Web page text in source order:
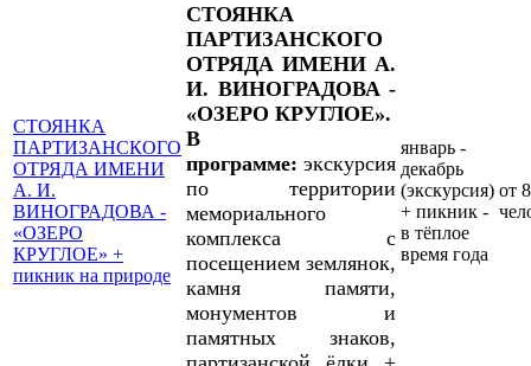
СТОЯНКА
ПАРТИЗАНСКОГО
ОТРЯДА ИМЕНИ
А. И.
ВИНОГРАДОВА -
«ОЗЕРО
КРУГЛОЕ» +
пикник на природе
СТОЯНКА
ПАРТИЗАНСКОГО
ОТРЯДА ИМЕНИ А.
И. ВИНОГРАДОВА -
«ОЗЕРО КРУГЛОЕ».
В
программе: экскурсия
по территории
мемориального
комплекса с
посещением землянок,
камня памяти,
монументов и
памятных знаков,
январь -
декабрь
(экскурсия)
+ пикник -
в тёплое
время года
от